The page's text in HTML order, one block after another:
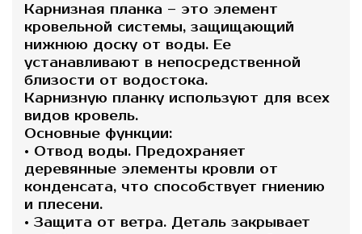
Карнизная планка – это элемент
кровельной системы, защищающий
нижнюю доску от воды. Ее
устанавливают в непосредственной
близости от водостока.
Карнизную планку используют для всех
видов кровель.
Основные функции:
• Отвод воды. Предохраняет
деревянные элементы кровли от
конденсата, что способствует гниению
и плесени.
• Защита от ветра. Деталь закрывает